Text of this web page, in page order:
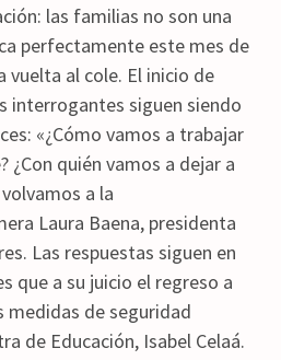
las familias no son una
perfectamente este mes de
vuelta al cole. El inicio de
interrogantes siguen siendo
«¿Cómo vamos a trabajar
¿Con quién vamos a dejar a
a la
Laura Baena, presidenta
Las respuestas siguen en
que a su juicio el regreso a
medidas de seguridad
de Educación, Isabel Celaá.